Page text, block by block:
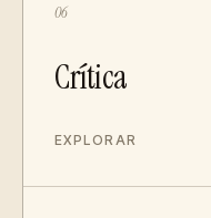
06
Crítica
EXPLORAR